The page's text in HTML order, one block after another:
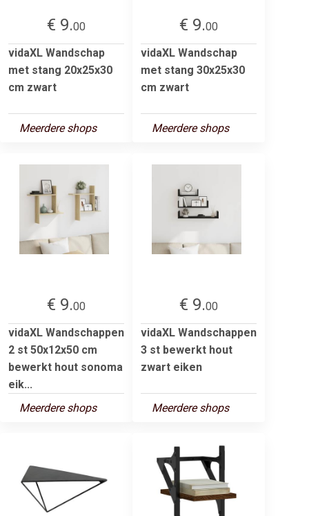
€ 9.00
vidaXL Wandschap
met stang 20x25x30
cm zwart
Meerdere shops
€ 9.00
vidaXL Wandschap
met stang 30x25x30
cm zwart
Meerdere shops
€ 9.00
vidaXL Wandschappen
2 st 50x12x50 cm
bewerkt hout sonoma
eik...
Meerdere shops
€ 9.00
vidaXL Wandschappen
3 st bewerkt hout
zwart eiken
Meerdere shops